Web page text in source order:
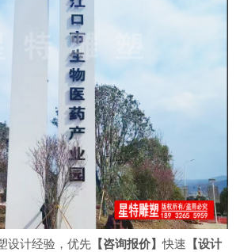
计经验，优先 【咨询报价】快速 【设计